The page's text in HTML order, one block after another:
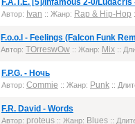
F.A.T.E. [5]/Infamous 2-0/
Автор: Ivan :: Жанр: Rap & Hip-Hop
F.o.o.l - Feelings (Falcon Funk
Автор: TOrreswOw :: Жанр: Mix ::
F.P.G. - Ночь
Автор: Commie :: Жанр: Punk ::
F.R. David - Words
Автор: proteus :: Жанр: Blues ::